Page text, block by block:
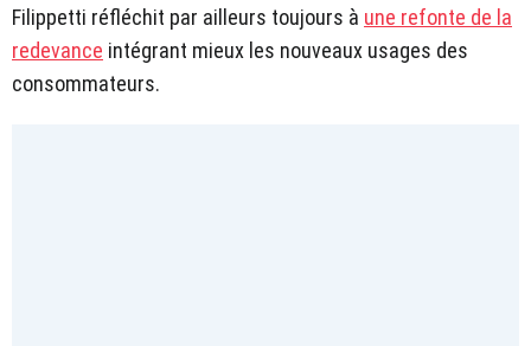
Filippetti réfléchit par ailleurs toujours à une refonte de la
redevance intégrant mieux les nouveaux usages des
consommateurs.